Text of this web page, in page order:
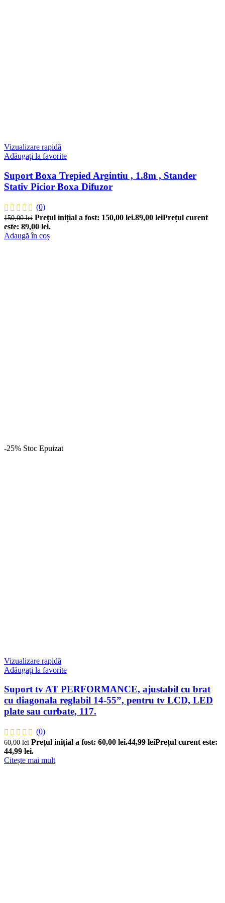
Vizualizare rapidă
Adăugați la favorite
Suport Boxa Trepied Argintiu , 1.8m , Stander
Stativ Picior Boxa Difuzor
(0)
150,00lei Prețul inițial a fost: 150,00 lei.89,00 leiPrețul curent
este: 89,00 lei.
Adaugă în coș
-25% Stoc Epuizat
Vizualizare rapidă
Adăugați la favorite
Suport tv AT PERFORMANCE, ajustabil cu brat
cu diagonala reglabil 14-55”, pentru tv LCD, LED
plate sau curbate, 117.
(0)
60,00lei Prețul inițial a fost: 60,00 lei.44,99 leiPrețul curent este:
44,99 lei.
Citește mai mult